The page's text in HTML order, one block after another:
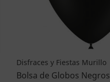
Disfraces y Fiestas Murillo
Bolsa de Globos Negros